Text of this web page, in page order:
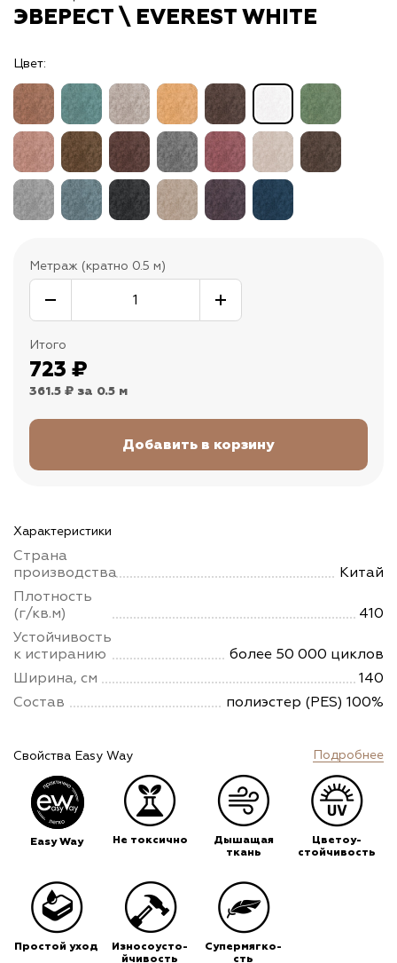
ЭВЕРЕСТ \ EVEREST WHITE
Цвет:
Метраж (кратно 0.5 м)
Итого
723 ₽
361.5 ₽ за 0.5 м
Характеристики
Страна
производства
Китай
Плотность
(г/кв.м)
410
Устойчивость
к истиранию
более 50 000 циклов
Ширина, см
140
Состав
полиэстер (PES) 100%
Свойства Easy Way Подробнее
Easy Way Не токсично
Дышащая
ткань
Цветоу-
стойчивость
Простой уход
Износоусто-
йчивость
Супермягко-
сть